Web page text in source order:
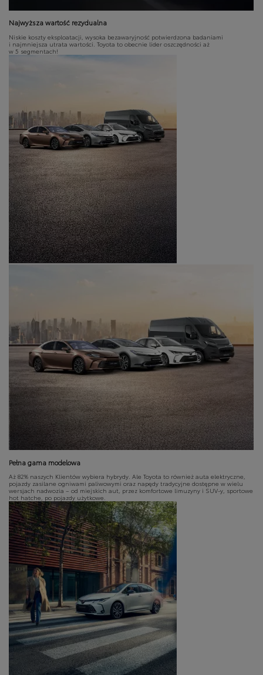
Najwyższa wartość rezydualna
Niskie koszty eksploatacji, wysoka bezawaryjność potwierdzona badaniami
i najmniejsza utrata wartości. Toyota to obecnie lider oszczędności aż
w 5 segmentach!
Pełna gama modelowa
Aż 82% naszych Klientów wybiera hybrydy. Ale Toyota to również auta elektryczne,
pojazdy zasilane ogniwami paliwowymi oraz napędy tradycyjne dostępne w wielu
wersjach nadwozia – od miejskich aut, przez komfortowe limuzyny i SUV-y, sportowe
hot hatche, po pojazdy użytkowe.